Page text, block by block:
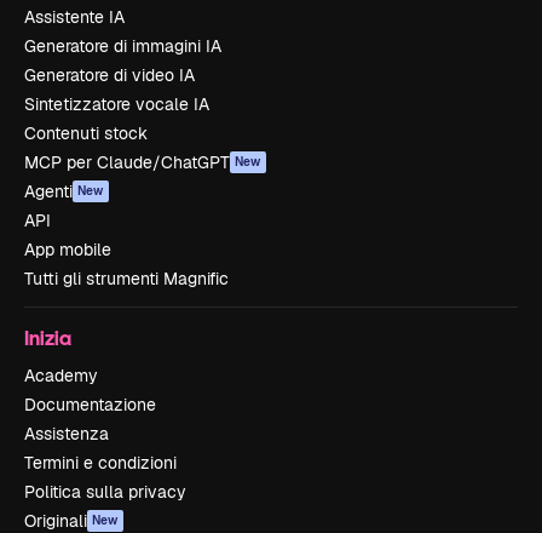
Assistente IA
Generatore di immagini IA
Generatore di video IA
Sintetizzatore vocale IA
Contenuti stock
MCP per Claude/ChatGPT New
Agenti New
API
App mobile
Tutti gli strumenti Magnific
Inizia
Academy
Documentazione
Assistenza
Termini e condizioni
Politica sulla privacy
Originali New